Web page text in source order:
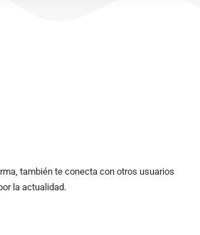
también te conecta con otros usuarios
la actualidad.